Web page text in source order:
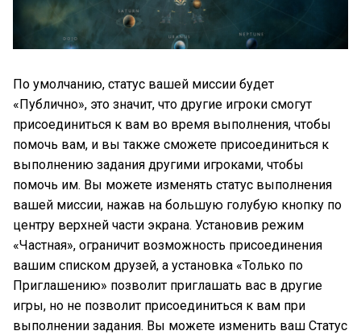
По умолчанию, статус вашей миссии будет
«Публично», это значит, что другие игроки смогут
присоединиться к вам во время выполнения, чтобы
помочь вам, и вы также сможете присоединиться к
выполнению задания другими игроками, чтобы
помочь им. Вы можете изменять статус выполнения
вашей миссии, нажав на большую голубую кнопку по
центру верхней части экрана. Установив режим
«Частная», ограничит возможность присоединения
вашим списком друзей, а установка «Только по
Приглашению» позволит приглашать вас в другие
игры, но не позволит присоединиться к вам при
выполнении задания. Вы можете изменить ваш Статус